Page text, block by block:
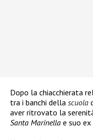
Dopo la chiacchierata
tra i banchi della scuola
aver ritrovato la
Santa Marinella e suo